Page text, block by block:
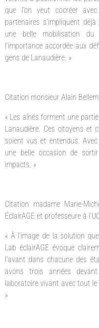
que l’on veut cocréer
partenaires s’impliquent
une belle mobilisation
l’importance accordée aux
gens de Lanaudière. »
Citation monsieur Alain
« Les aînés forment une
Lanaudière. Ces citoyens et
soient vus et entendus.
une belle occasion de
impacts. »
Citation madame Marie-
ÉclairAGE et professeure à
« À l’image de la solution
Lab éclairAGE évoque
l’avant dans chacune des
avons trois années
laboratoire vivant avec tout
»